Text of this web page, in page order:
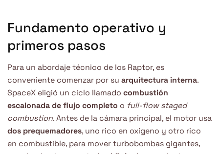
Fundamento operativo y
primeros pasos
Para un abordaje técnico de los Raptor, es
conveniente comenzar por su arquitectura interna.
SpaceX eligió un ciclo llamado combustión
escalonada de flujo completo o full-flow staged
combustion. Antes de la cámara principal, el motor usa
dos prequemadores, uno rico en oxígeno y otro rico
en combustible, para mover turbobombas gigantes,